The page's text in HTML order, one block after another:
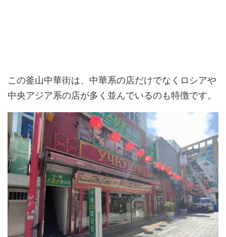
この釜山中華街は、中華系の店だけでなくロシアや
中央アジア系の店が多く並んでいるのも特徴です。